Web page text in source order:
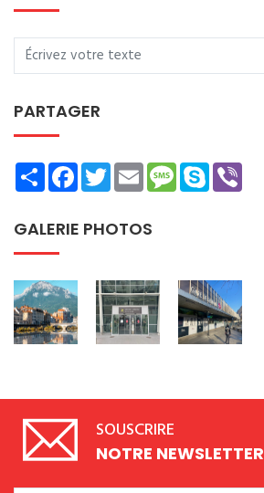
PARTAGER
ShareFacebookTwitterEmailMessage
Skype
GALERIE PHOTOS
SOUSCRIRE
NOTRE NEWSLETTER